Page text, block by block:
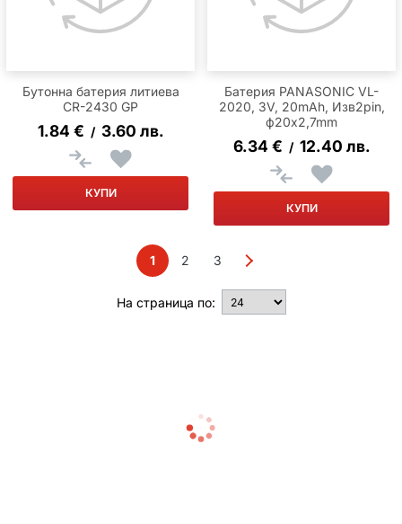
Бутонна батерия литиева
CR-2430 GP
1.84 € / 3.60 лв.
КУПИ
Батерия PANASONIC VL-
2020, 3V, 20mAh, Изв2pin,
ф20x2,7mm
6.34 € / 12.40 лв.
КУПИ
1 2 3
На страница по: